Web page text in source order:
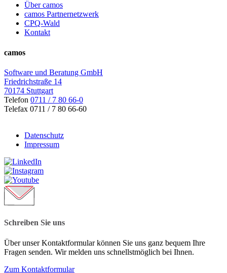
Über camos
camos Partnernetzwerk
CPQ-Wald
Kontakt
camos
Software und Beratung GmbH
Friedrichstraße 14
70174 Stuttgart
Telefon 0711 / 7 80 66-0
Telefax 0711 / 7 80 66-60
Datenschutz
Impressum
Schreiben Sie uns
Über unser Kontaktformular können Sie uns ganz bequem Ihre
Fragen senden. Wir melden uns schnellstmöglich bei Ihnen.
Zum Kontaktformular